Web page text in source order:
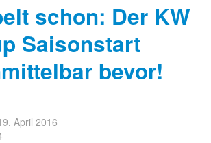
schon: Der KW
Saisonstart
bevor!
April 2016